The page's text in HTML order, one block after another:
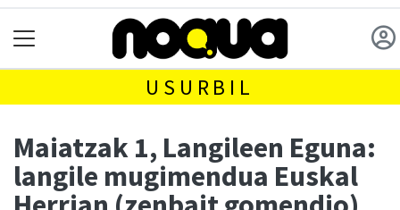
USURBIL
Maiatzak 1, Langileen Eguna:
langile mugimendua Euskal